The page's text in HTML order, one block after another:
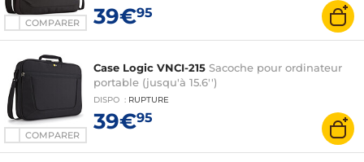
COMPARER 39€95
COMPARER
Case Logic VNCI-215 Sacoche pour ordinateur
portable (jusqu'à 15.6'')
DISPO : RUPTURE
39€95